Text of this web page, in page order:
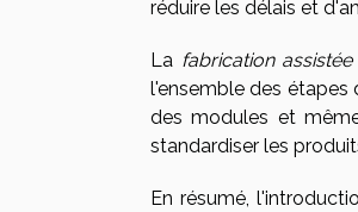
réduire les délais et
La fabrication
l'ensemble des étapes
des modules et
standardiser les
En résumé,